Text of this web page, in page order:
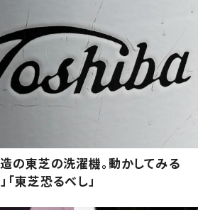
の東芝の洗濯機。動かしてみる
東芝恐るべし」